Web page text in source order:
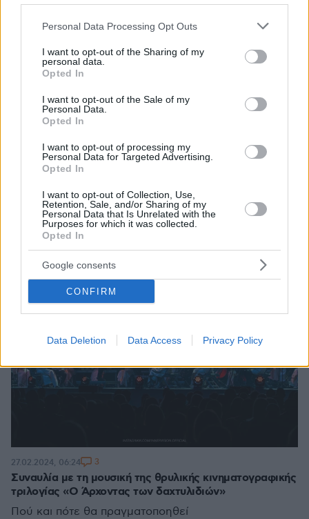
Please note that this website/app uses one or more Google
not limited to your visit or usage behaviour. You may click to
grant or deny consent to Google and its third-party tags to
use your data for below specified purposes in below Google
consent section.
Personal Data Processing Opt Outs
I want to opt-out of the Sharing of my
personal data.
Opted In
I want to opt-out of the Sale of my
Personal Data.
Opted In
I want to opt-out of processing my
Personal Data for Targeted Advertising.
Opted In
I want to opt-out of Collection, Use,
Retention, Sale, and/or Sharing of my
Personal Data that Is Unrelated with the
Purposes for which it was collected.
Opted In
Google consents
CONFIRM
Data Deletion Data Access Privacy Policy
Ο Ορλάντο Μπλουμ απάντησε αν θα ήθελε να
Με αφορμή το Hunt for Gollum που ετοιμάζει ο Πίτερ
Τζάκσον
09.09.2024, 16:30 1
Συναυλία με τη μουσική της θρυλικής κινηματογραφικής
τριλογίας «Ο Άρχοντας των δαχτυλιδιών»
Πού και πότε θα πραγματοποηθεί
27.02.2024, 06:24 3